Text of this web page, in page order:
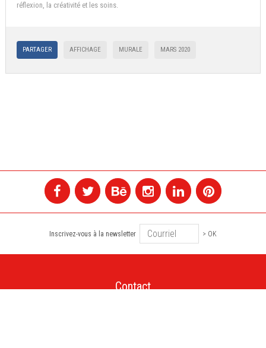
réflexion, la créativité et les soins.
PARTAGER AFFICHAGE MURALE MARS 2020
Inscrivez-vous à la newsletter > OK
Contact